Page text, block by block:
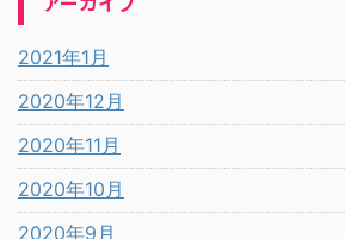
2021年1月
2020年12月
2020年11月
2020年10月
2020年9月